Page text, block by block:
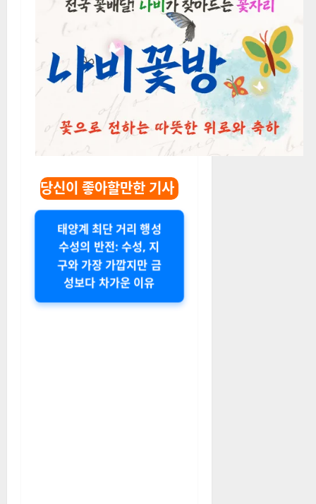
당신이 좋아할만한 기사
태양계 최단 거리 행성
수성의 반전: 수성, 지
구와 가장 가깝지만 금
성보다 차가운 이유